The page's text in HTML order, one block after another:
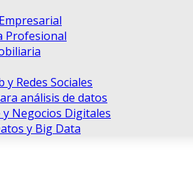
Profesional
Redes Sociales
análisis de datos
Negocios Digitales
y Big Data